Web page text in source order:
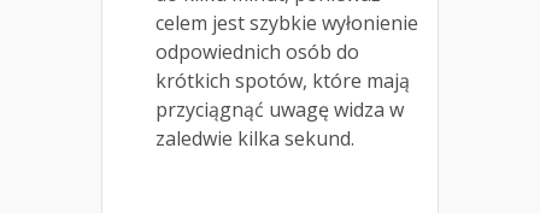
celem jest szybkie wyłonienie
odpowiednich osób do
krótkich spotów, które mają
przyciągnąć uwagę widza w
zaledwie kilka sekund.